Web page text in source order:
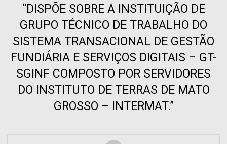
“DISPÕE SOBRE A INSTITUIÇÃO DE
GRUPO TÉCNICO DE TRABALHO DO
SISTEMA TRANSACIONAL DE GESTÃO
FUNDIÁRIA E SERVIÇOS DIGITAIS – GT-
SGINF COMPOSTO POR SERVIDORES
DO INSTITUTO DE TERRAS DE MATO
GROSSO – INTERMAT.”